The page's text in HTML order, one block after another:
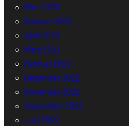
März 2025
Februar 2025
April 2023
März 2023
Februar 2023
Dezember 2022
November 2022
September 2022
Juni 2022